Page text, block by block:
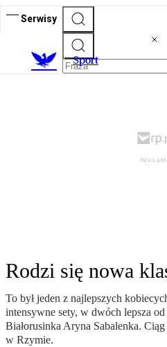
Serwisy
Sport
Rodzi się nowa
To był jeden z najlepszych
intensywne sety, w dwóch lepsza
Białorusinka Aryna Sabalenka.
w Rzymie.